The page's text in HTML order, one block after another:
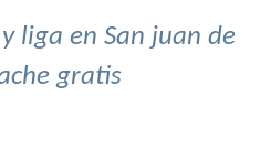
liga en San juan de
gratis